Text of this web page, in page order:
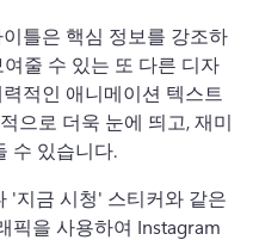
틀은 핵심 정보를 강조하
줄 수 있는 또 다른 디자
적인 애니메이션 텍스트
으로 더욱 눈에 띄고, 재미
수 있습니다.
'지금 시청' 스티커와 같은
픽을 사용하여 Instagram